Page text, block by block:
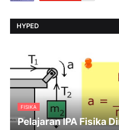
HYPED
FISIKA
Pelajaran IPA Fisika